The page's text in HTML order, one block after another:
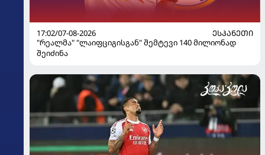
17:02/07-08-2026
ᲔᲡᲞᲐᲜᲔᲗᲘ
"რეალმა" "ლაიფციგისგან" შემტევი 140 მილიონად
შეიძინა